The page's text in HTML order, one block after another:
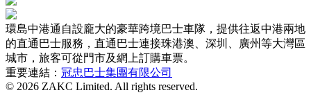
環島中港通自設龐大的豪華跨境巴士車隊，提供往返中港兩地
的直通巴士服務，直通巴士連接珠港澳、深圳、廣州等大灣區
城市，旅客可從門市及網上訂購車票。
重要連結： 冠忠巴士集團有限公司
© 2026 ZAKC Limited. All rights reserved.